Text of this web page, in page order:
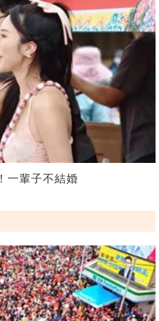
一輩子不結婚